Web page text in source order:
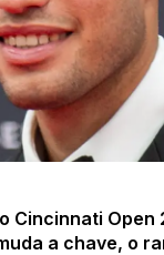
Cincinnati Open
a chave, o